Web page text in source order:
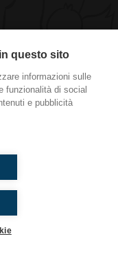
Alors pourquoi
questo sito
informazioni sulle
funzionalità di social
e pubblicità